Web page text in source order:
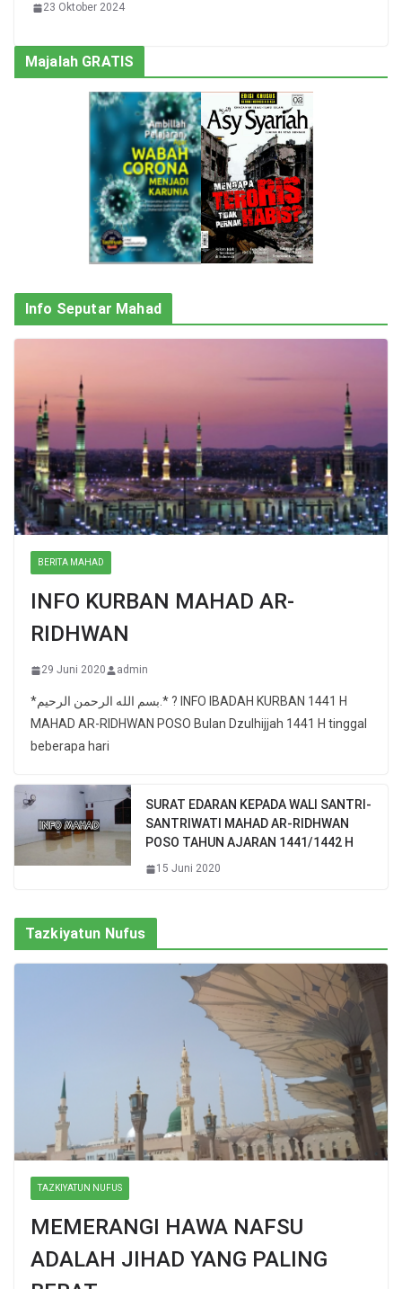
23 Oktober 2024
Majalah GRATIS
Info Seputar Mahad
BERITA MAHAD
INFO KURBAN MAHAD AR-
RIDHWAN
29 Juni 2020 admin
*بسم الله الرحمن الرحيم.* ? INFO IBADAH KURBAN 1441 H
MAHAD AR-RIDHWAN POSO Bulan Dzulhijjah 1441 H tinggal
beberapa hari
SURAT EDARAN KEPADA WALI SANTRI-
SANTRIWATI MAHAD AR-RIDHWAN
POSO TAHUN AJARAN 1441/1442 H
15 Juni 2020
Tazkiyatun Nufus
TAZKIYATUN NUFUS
MEMERANGI HAWA NAFSU
ADALAH JIHAD YANG PALING